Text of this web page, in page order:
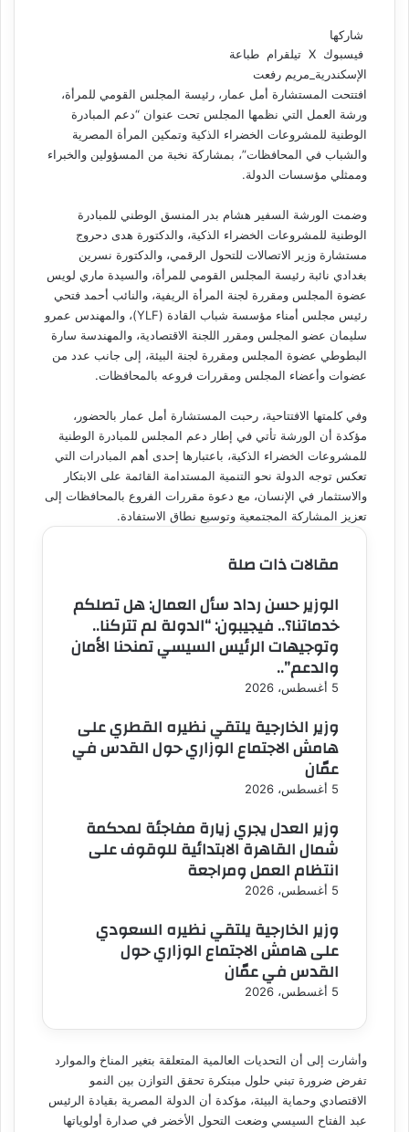
شاركها
فيسبوك ‫X تيلقرام طباعة
الإسكندرية_مريم رفعت
افتتحت المستشارة أمل عمار، رئيسة المجلس القومي للمرأة،
ورشة العمل التي نظمها المجلس تحت عنوان “دعم المبادرة
الوطنية للمشروعات الخضراء الذكية وتمكين المرأة المصرية
والشباب في المحافظات”، بمشاركة نخبة من المسؤولين والخبراء
وممثلي مؤسسات الدولة.
وضمت الورشة السفير هشام بدر المنسق الوطني للمبادرة
الوطنية للمشروعات الخضراء الذكية، والدكتورة هدى دحروج
مستشارة وزير الاتصالات للتحول الرقمي، والدكتورة نسرين
بغدادي نائبة رئيسة المجلس القومي للمرأة، والسيدة ماري لويس
عضوة المجلس ومقررة لجنة المرأة الريفية، والنائب أحمد فتحي
رئيس مجلس أمناء مؤسسة شباب القادة (YLF)، والمهندس عمرو
سليمان عضو المجلس ومقرر اللجنة الاقتصادية، والمهندسة سارة
البطوطي عضوة المجلس ومقررة لجنة البيئة، إلى جانب عدد من
عضوات وأعضاء المجلس ومقررات فروعه بالمحافظات.
وفي كلمتها الافتتاحية، رحبت المستشارة أمل عمار بالحضور،
مؤكدة أن الورشة تأتي في إطار دعم المجلس للمبادرة الوطنية
للمشروعات الخضراء الذكية، باعتبارها إحدى أهم المبادرات التي
تعكس توجه الدولة نحو التنمية المستدامة القائمة على الابتكار
والاستثمار في الإنسان، مع دعوة مقررات الفروع بالمحافظات إلى
تعزيز المشاركة المجتمعية وتوسيع نطاق الاستفادة.
مقالات ذات صلة
الوزير حسن رداد سأل العمال: هل تصلكم
خدماتنا؟.. فيجيبون: “الدولة لم تتركنا..
وتوجيهات الرئيس السيسي تمنحنا الأمان
والدعم”..
5 أغسطس، 2026
وزير الخارجية يلتقي نظيره القطري على
هامش الاجتماع الوزاري حول القدس في
عمّان
5 أغسطس، 2026
وزير العدل يجري زيارة مفاجئة لمحكمة
شمال القاهرة الابتدائية للوقوف على
انتظام العمل ومراجعة
5 أغسطس، 2026
وزير الخارجية يلتقي نظيره السعودي
على هامش الاجتماع الوزاري حول
القدس في عمّان
5 أغسطس، 2026
وأشارت إلى أن التحديات العالمية المتعلقة بتغير المناخ والموارد
تفرض ضرورة تبني حلول مبتكرة تحقق التوازن بين النمو
الاقتصادي وحماية البيئة، مؤكدة أن الدولة المصرية بقيادة الرئيس
عبد الفتاح السيسي وضعت التحول الأخضر في صدارة أولوياتها